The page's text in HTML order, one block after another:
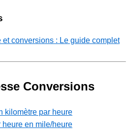
et conversions : Le guide complet
Conversions
kilomètre par heure
en mile/heure